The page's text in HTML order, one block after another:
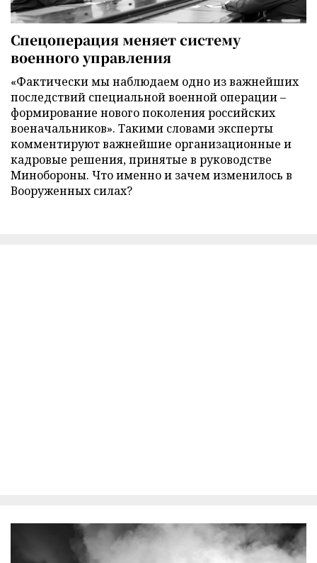
Спецоперация меняет систему
военного управления
«Фактически мы наблюдаем одно из важнейших
последствий специальной военной операции –
формирование нового поколения российских
военачальников». Такими словами эксперты
комментируют важнейшие организационные и
кадровые решения, принятые в руководстве
Минобороны. Что именно и зачем изменилось в
Вооруженных силах?